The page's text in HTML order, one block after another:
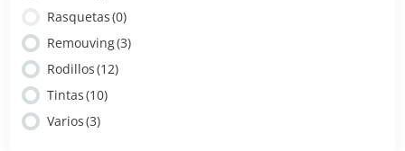
Rasquetas(0)
Remouving(3)
Rodillos(12)
Tintas(10)
Varios(3)